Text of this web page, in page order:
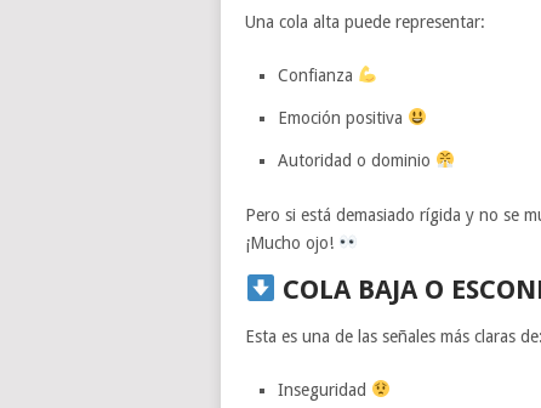
Una cola alta puede representar:
Confianza
Emoción positiva
Autoridad o dominio
Pero si está demasiado rígida y no se
¡Mucho ojo!
COLA BAJA O
Esta es una de las señales más claras de:
Inseguridad